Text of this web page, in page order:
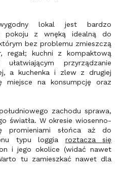
lokal jest bardzo
pokoju z wnęką idealną do
bez problemu zmieszczą
regał; kuchni z kompaktową
przyrządzanie
a kuchenka i zlew z drugiej
na konsumpcję oraz
zachodu sprawa,
światła. W okresie wiosenno-
promieniami słońca aż do
typu loggia roztacza się
i jego okolice (widać nawet
tu zamieszkać nawet dla